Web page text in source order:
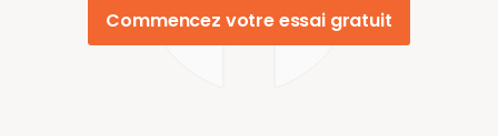
Commencez votre essai gratuit